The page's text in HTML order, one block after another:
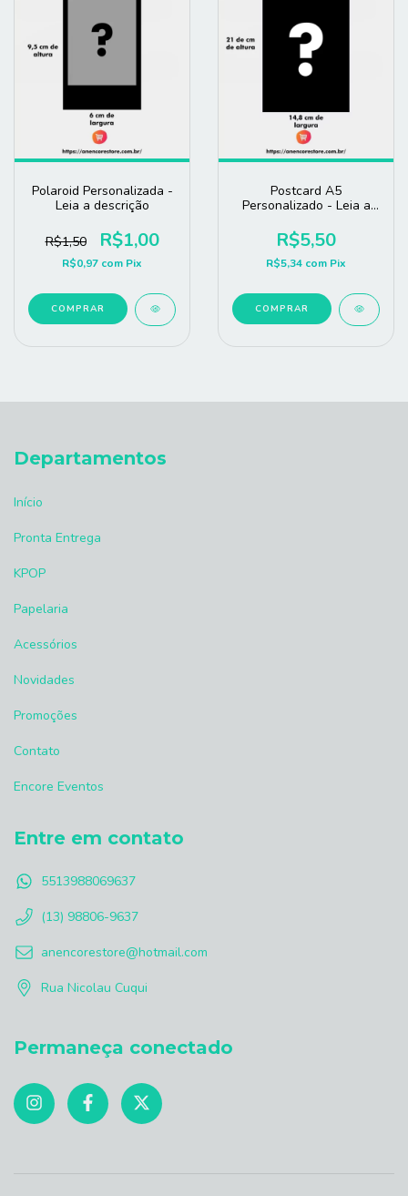
Polaroid Personalizada -
Leia a descrição
R$1,50 R$1,00
R$0,97 com Pix
COMPRAR
Postcard A5
Personalizado - Leia a
R$5,50
R$5,34 com Pix
COMPRAR
Departamentos
Início
Pronta Entrega
KPOP
Papelaria
Acessórios
Novidades
Promoções
Contato
Encore Eventos
Entre em contato
5513988069637
(13) 98806-9637
anencorestore@hotmail.com
Rua Nicolau Cuqui
Permaneça conectado